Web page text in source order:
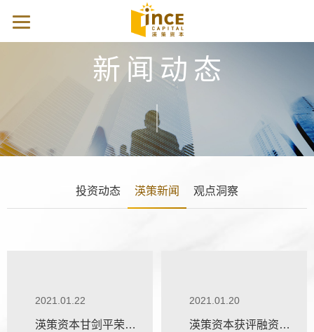
新闻动态
投资动态 渶策新闻 观点洞察
2021.01.22
渶策资本甘剑平荣登
2021.01.20
渶策资本获评融资中